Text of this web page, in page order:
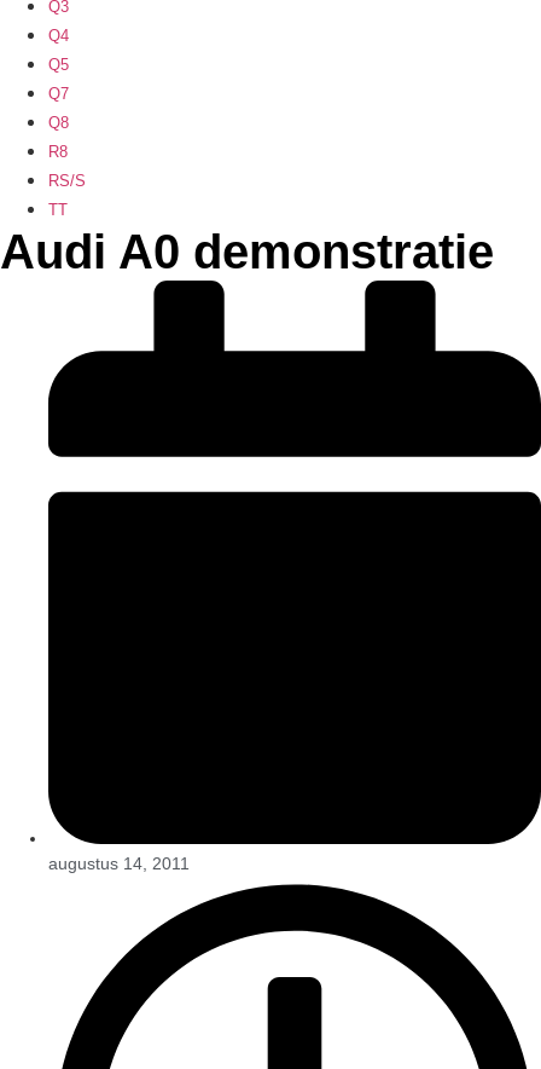
Q3
Q4
Q5
Q7
Q8
R8
RS/S
TT
Audi A0 demonstratie
augustus 14, 2011